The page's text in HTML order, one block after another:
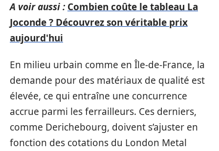
A voir aussi : Combien coûte le tableau La
Joconde ? Découvrez son véritable prix
aujourd'hui
En milieu urbain comme en Île-de-France, la
demande pour des matériaux de qualité est
élevée, ce qui entraîne une concurrence
accrue parmi les ferrailleurs. Ces derniers,
comme Derichebourg, doivent s’ajuster en
fonction des cotations du London Metal